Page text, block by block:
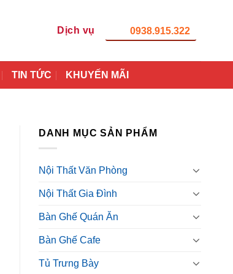
Dịch vụ 0938.915.322
TIN TỨC KHUYẾN MÃI
DANH MỤC SẢN PHẨM
Nội Thất Văn Phòng
Nội Thất Gia Đình
Bàn Ghế Quán Ăn
Bàn Ghế Cafe
Tủ Trưng Bày